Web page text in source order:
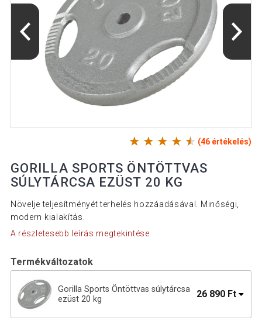
(46 értékelés)
GORILLA SPORTS ÖNTÖTTVAS
SÚLYTÁRCSA EZÜST 20 KG
Növelje teljesítményét terhelés hozzáadásával. Minőségi,
modern kialakítás.
A részletesebb leírás megtekintése
Termékváltozatok
Gorilla Sports Öntöttvas súlytárcsa
ezüst 20 kg
26 890 Ft